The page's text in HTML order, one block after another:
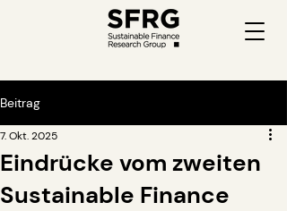
Beitrag
Eindrücke vom zweiten
Sustainable Finance
7. Okt. 2025